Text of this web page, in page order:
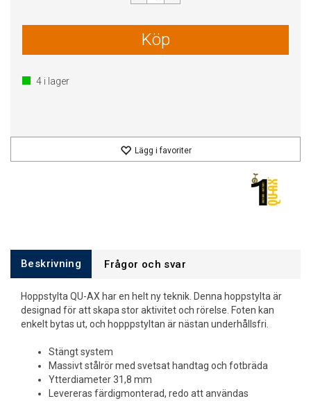
Köp
4 i lager
Lägg i favoriter
Beskrivning Frågor och svar
Hoppstylta QU-AX har en helt ny teknik. Denna hoppstylta är
designad för att skapa stor aktivitet och rörelse. Foten kan
enkelt bytas ut, och hopppstyltan är nästan underhållsfri.
Stängt system
Massivt stålrör med svetsat handtag och fotbräda
Ytterdiameter 31,8 mm
Levereras färdigmonterad, redo att användas